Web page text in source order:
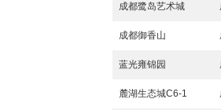
成都鹭岛艺术城
成都御香山
蓝光雍锦园
麓湖生态城C6-1